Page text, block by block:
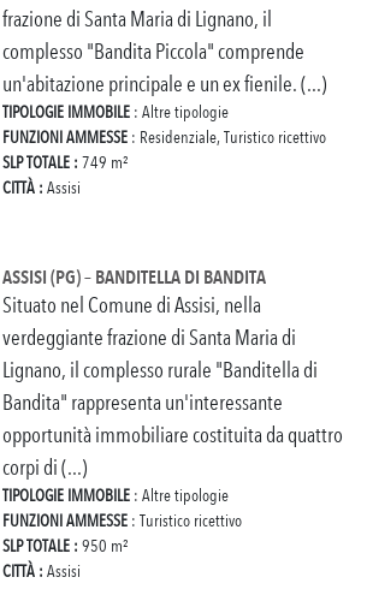
frazione di Santa Maria di Lignano, il
complesso "Bandita Piccola" comprende
un'abitazione principale e un ex fienile. (...)
TIPOLOGIE IMMOBILE : Altre tipologie
FUNZIONI AMMESSE : Residenziale, Turistico ricettivo
SLP TOTALE : 749 m²
CITTÀ : Assisi
ASSISI (PG) – BANDITELLA DI BANDITA
Situato nel Comune di Assisi, nella
verdeggiante frazione di Santa Maria di
Lignano, il complesso rurale "Banditella di
Bandita" rappresenta un'interessante
opportunità immobiliare costituita da quattro
corpi di (...)
TIPOLOGIE IMMOBILE : Altre tipologie
FUNZIONI AMMESSE : Turistico ricettivo
SLP TOTALE : 950 m²
CITTÀ : Assisi